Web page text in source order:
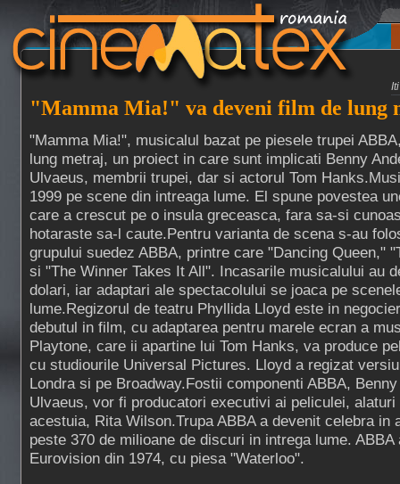
"Mamma Mia!" va deveni film de lung
"Mamma Mia!", musicalul bazat pe piesele trupei
lung metraj, un proiect in care sunt implicati Benny
Ulvaeus, membrii trupei, dar si actorul Tom
1999 pe scene din intreaga lume. El spune povestea
care a crescut pe o insula greceasca, fara sa-si
hotaraste sa-l caute.Pentru varianta de scena s-au
grupului suedez ABBA, printre care "Dancing Queen,"
si "The Winner Takes It All". Incasarile musicalului au
dolari, iar adaptari ale spectacolului se joaca pe
lume.Regizorul de teatru Phyllida Lloyd este in
debutul in film, cu adaptarea pentru marele ecran a
Playtone, care ii apartine lui Tom Hanks, va produce
cu studiourile Universal Pictures. Lloyd a regizat
Londra si pe Broadway.Fostii componenti ABBA,
Ulvaeus, vor fi producatori executivi ai peliculei,
acestuia, Rita Wilson.Trupa ABBA a devenit celebra in
peste 370 de milioane de discuri in intrega lume.
Eurovision din 1974, cu piesa "Waterloo".